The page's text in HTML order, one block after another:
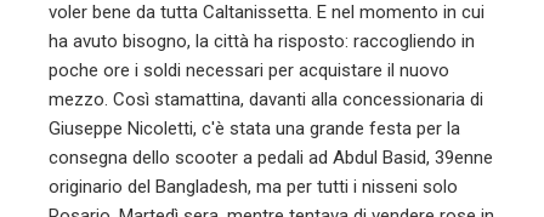
voler bene da tutta Caltanissetta. E nel momento in cui
ha avuto bisogno, la città ha risposto: raccogliendo in
poche ore i soldi necessari per acquistare il nuovo
mezzo. Così stamattina, davanti alla concessionaria di
Giuseppe Nicoletti, c'è stata una grande festa per la
consegna dello scooter a pedali ad Abdul Basid, 39enne
originario del Bangladesh, ma per tutti i nisseni solo